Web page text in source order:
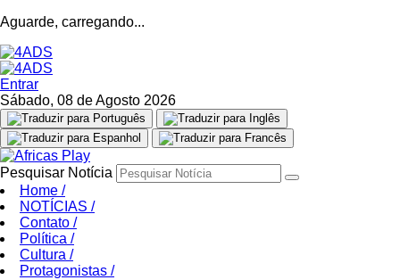
Aguarde, carregando...
Entrar
Sábado, 08 de Agosto 2026
Pesquisar Notícia
Home /
NOTÍCIAS /
Contato /
Política /
Cultura /
Protagonistas /